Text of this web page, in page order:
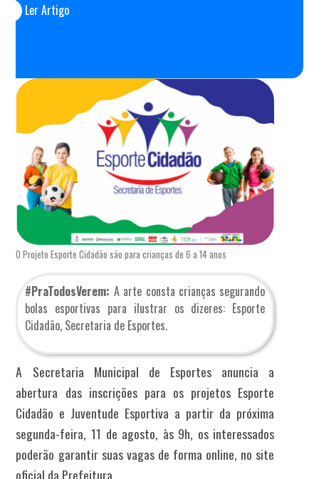
Ler Artigo
O Projeto Esporte Cidadão são para crianças de 6 a 14 anos
#PraTodosVerem: A arte consta crianças segurando
bolas esportivas para ilustrar os dizeres: Esporte
Cidadão, Secretaria de Esportes.
A Secretaria Municipal de Esportes anuncia a
abertura das inscrições para os projetos Esporte
Cidadão e Juventude Esportiva a partir da próxima
segunda-feira, 11 de agosto, às 9h, os interessados
poderão garantir suas vagas de forma online, no site
oficial da Prefeitura.